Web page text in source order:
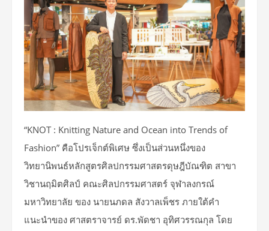
“KNOT : Knitting Nature and Ocean into Trends of
Fashion” คือโปรเจ็กต์พิเศษ ซึ่งเป็นส่วนหนึ่งของ
วิทยานิพนธ์หลักสูตรศิลปกรรมศาสตรดุษฎีบัณฑิต สาขา
วิชานฤมิตศิลป์ คณะศิลปกรรมศาสตร์ จุฬาลงกรณ์
มหาวิทยาลัย ของ นายนภดล สังวาลเพ็ชร ภายใต้คำ
แนะนำของ ศาสตราจารย์ ดร.พัดชา อุทิศวรรณกุล โดย